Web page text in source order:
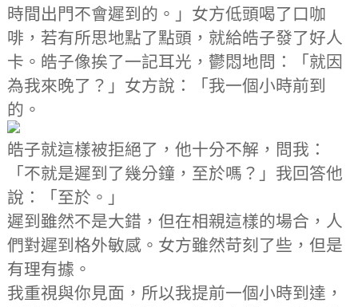
時間出門不會遲到的。」女方低頭喝了口咖
啡，若有所思地點了點頭，就給皓子發了好人
卡。皓子像挨了一記耳光，鬱悶地問：「就因
為我來晚了？」女方說：「我一個小時前到
的。
皓子就這樣被拒絕了，他十分不解，問我：
「不就是遲到了幾分鐘，至於嗎？」我回答他
說：「至於。」
遲到雖然不是大錯，但在相親這樣的場合，人
們對遲到格外敏感。女方雖然苛刻了些，但是
有理有據。
我重視與你見面，所以我提前一個小時到達，